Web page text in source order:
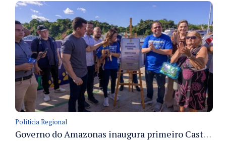
Políticia Regional
Governo do Amazonas inaugura primeiro Castramóvel Fluvial para atendimento veterinário às comunidades ribeirinhas e castração gratuita